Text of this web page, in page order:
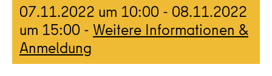
07.11.2022 um 10:00 - 08.11.2022
um 15:00 - Weitere Informationen &
Anmeldung